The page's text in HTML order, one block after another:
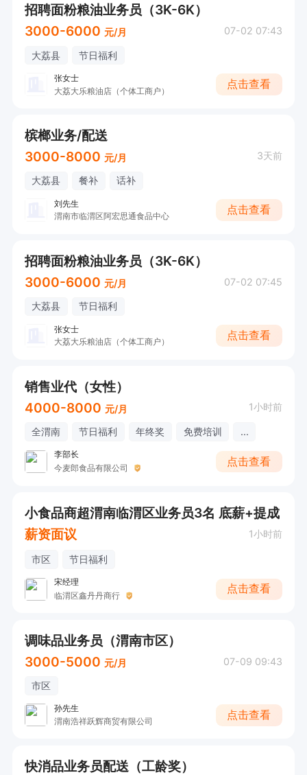
招聘面粉粮油业务员（3K-6K）
3000-6000 元/月 07-02 07:43
大荔县 节日福利
张女士
大荔大乐粮油店（个体工商户）
点击查看
槟榔业务/配送
3000-8000 元/月 3天前
大荔县 餐补 话补
刘先生
渭南市临渭区阿宏思通食品中心
点击查看
招聘面粉粮油业务员（3K-6K）
3000-6000 元/月 07-02 07:45
大荔县 节日福利
张女士
大荔大乐粮油店（个体工商户）
点击查看
销售业代（女性）
4000-8000 元/月 1小时前
全渭南 节日福利 年终奖 免费培训 ...
李部长
今麦郎食品有限公司
点击查看
小食品商超渭南临渭区业务员3名 底薪+提成
薪资面议
1小时前
市区 节日福利
宋经理
临渭区鑫丹丹商行
点击查看
调味品业务员（渭南市区）
3000-5000 元/月 07-09 09:43
市区
孙先生
渭南浩祥跃辉商贸有限公司
点击查看
快消品业务员配送（工龄奖）